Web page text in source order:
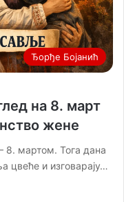
Ђорђе Бојанић
на 8. март
жене
8. мартом. Тога дана
цвеће и изговарају…